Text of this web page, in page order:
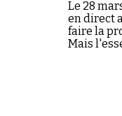
Le 28
en direct
faire la
Mais